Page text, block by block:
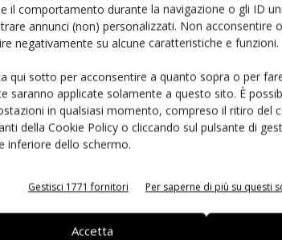
il comportamento durante la navigazione o gli ID
annunci (non) personalizzati. Non acconsentire
negativamente su alcune caratteristiche e funzioni.
qui sotto per acconsentire a quanto sopra o per
saranno applicate solamente a questo sito. È
in qualsiasi momento, compreso il ritiro del
della Cookie Policy o cliccando sul pulsante di
inferiore dello schermo.
Gestisci 1771 fornitori Per saperne di più su questi
Accetta
tecnologia HPP
Andamento prezzi ortofrutta in